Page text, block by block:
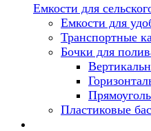
Емкости для
Емкости для
Транспортные
Бочки для
Пластиковые